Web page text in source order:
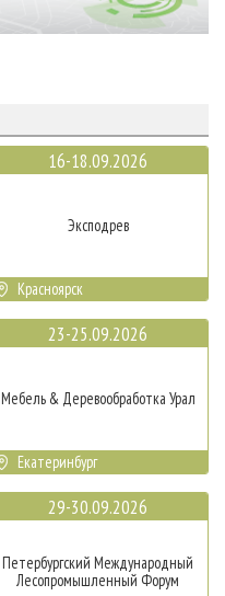
16-18.09.2026
Эксподрев
Красноярск
23-25.09.2026
Мебель & Деревообработка Урал
Екатеринбург
29-30.09.2026
Петербургский Международный
Лесопромышленный Форум